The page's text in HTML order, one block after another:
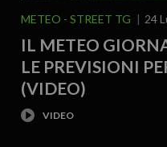
METEO STREET TG 24
IL METEO
LE PREVISIONI
(VIDEO)